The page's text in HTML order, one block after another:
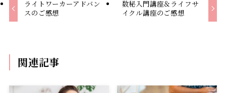
ライトワーカーアドバン
スのご感想
数秘入門講座＆ライフサ
イクル講座のご感想
関連記事